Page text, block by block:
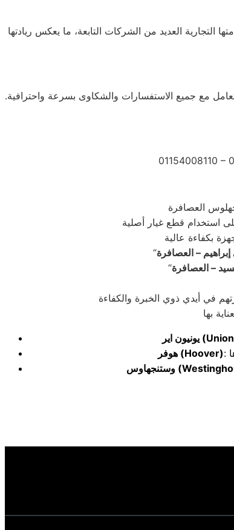
في مدينة سيؤول. تعمل تحت علامتها التجارية العديد من الشركات التابعة، ما يعكس ريادتها
من قبل فريق مؤهل ومدرب للتعامل مع جميع الاستفسارات والشكاوى بسرعة واحترافية.
01154008110 –
إبراهيم – العصافرة
– العصافرة
في أيدي ذوي الخبرة والكفاءة
يونيون اير
هوفر (Hoover)
وستنجهاوس